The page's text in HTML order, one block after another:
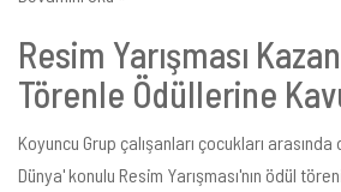
Resim Yarışması
Törenle Ödüllerine
Koyuncu Grup çalışanları çocukları
Dünya' konulu Resim Yarışması'nın ödül